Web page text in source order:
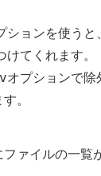
ションを使うと
てくれます。
オプションで除
。
ァイルの一覧